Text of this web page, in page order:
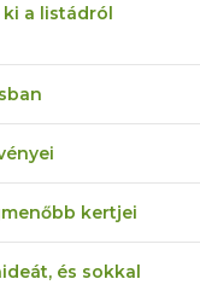
a listádról
kertjei
és sokkal